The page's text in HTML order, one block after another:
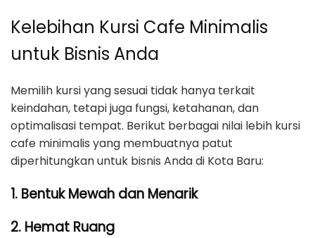
Kelebihan Kursi Cafe Minimalis
untuk Bisnis Anda
Memilih kursi yang sesuai tidak hanya terkait
keindahan, tetapi juga fungsi, ketahanan, dan
optimalisasi tempat. Berikut berbagai nilai lebih kursi
cafe minimalis yang membuatnya patut
diperhitungkan untuk bisnis Anda di Kota Baru:
1. Bentuk Mewah dan Menarik
2. Hemat Ruang